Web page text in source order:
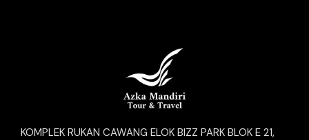
KOMPLEK RUKAN CAWANG ELOK BIZZ PARK BLOK E 21,